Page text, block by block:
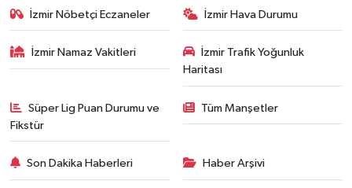
İzmir Nöbetçi Eczaneler İzmir Hava Durumu
İzmir Namaz Vakitleri
İzmir Trafik Yoğunluk
Haritası
Süper Lig Puan Durumu ve
Fikstür
Tüm Manşetler
Son Dakika Haberleri Haber Arşivi